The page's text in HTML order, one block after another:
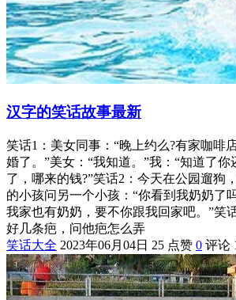
汉字的笑话故事最新
笑话1：美女同事：“晚上约么?有家咖啡
婚了。”美女：“我知道。”我：“知道了
了，哪来的钱?”笑话2：今天在公园遛狗
的小孩问另一个小孩：“你看到我奶奶了
我家也有奶奶，要不你跟我回家吧。”笑
好几条疤，问他疤怎么弄
笑话大全 2023年06月04日 25 点赞 0 评论